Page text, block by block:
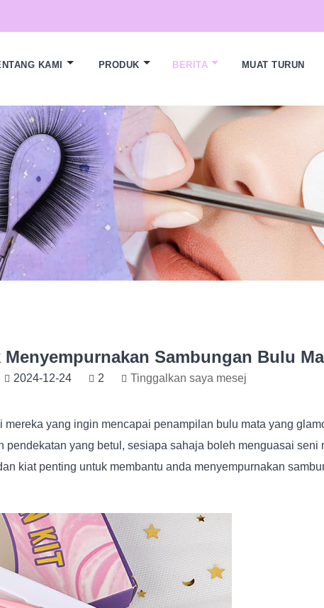
KAMI PRODUK BERITA MUAT TURUN
Sambungan Bulu
2024-12-24 2 Tinggalkan saya mesej
yang ingin mencapai penampilan bulu mata yang
yang betul, sesiapa sahaja boleh menguasai
kiat penting untuk membantu anda menyempurnakan